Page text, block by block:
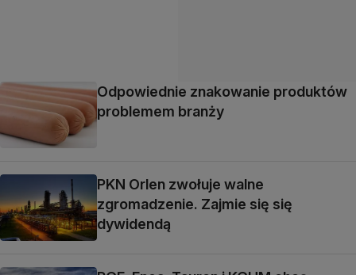
Odpowiednie znakowanie produktów
problemem branży
PKN Orlen zwołuje walne
zgromadzenie. Zajmie się się
dywidendą